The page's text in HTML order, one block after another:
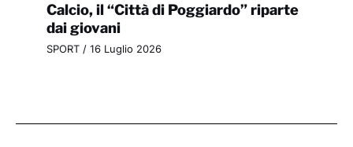
Calcio, il “Città di Poggiardo” riparte
dai giovani
SPORT/ 16 Luglio 2026